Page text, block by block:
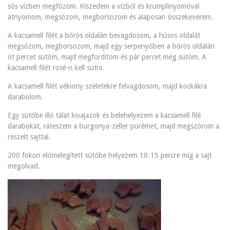
sós vízben megfőzöm. Kiszedem a vízből és krumplinyomóval
átnyomom, megsózom, megborsozom és alaposan összekeverem.
A kacsamell filét a bőrös oldalán bevagdosom, a húsos oldalát
megsózom, megborsozom, majd egy serpenyőben a bőrös oldalán
öt percet sütöm, majd megfordítom és pár percet még sütöm. A
kacsamell filét rosé-n kell sütni.
A kacsamell filét vékiony szeletekre felvagdosom, majd kockákra
darabolom.
Egy sütőbe illő tálat kivajazok és belehelyezem a kacsamell filé
darabokat, ráteszem a burgonya-zeller pürémet, majd megszórom a
reszelt sajttal.
200 fokon előmelegített sütőbe helyezem 10-15 percre míg a sajt
megolvad.